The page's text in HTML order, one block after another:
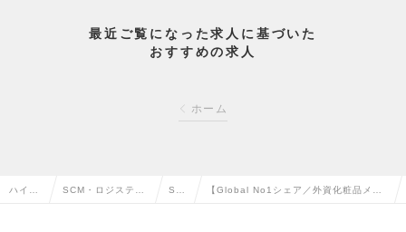
最近ご覧になった求人に基づいた
おすすめの求人
ホーム
ハイク SCM・ロジスティ SC 【Global No1シェア／外資化粧品メー